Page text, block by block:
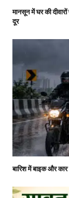
मानसून में घर की
दूर
बारिश में बाइक और